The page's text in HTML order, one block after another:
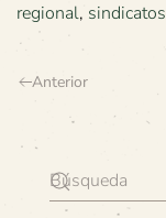
regional, sindicatos
Anterior